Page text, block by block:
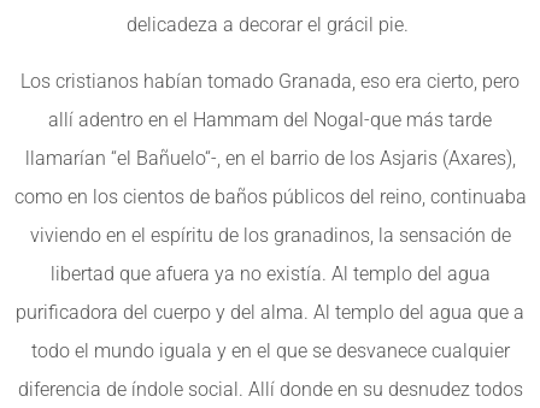
delicadeza a decorar el grácil pie.
Los cristianos habían tomado Granada, eso era cierto, pero
allí adentro en el Hammam del Nogal-que más tarde
llamarían “el Bañuelo“-, en el barrio de los Asjaris (Axares),
como en los cientos de baños públicos del reino, continuaba
viviendo en el espíritu de los granadinos, la sensación de
libertad que afuera ya no existía. Al templo del agua
purificadora del cuerpo y del alma. Al templo del agua que a
todo el mundo iguala y en el que se desvanece cualquier
diferencia de índole social. Allí donde en su desnudez todos